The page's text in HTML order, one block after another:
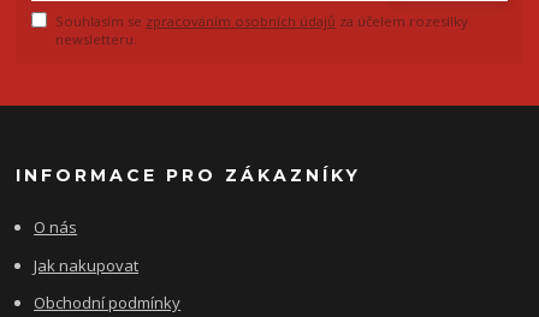
Souhlasím se zpracováním osobních údajů za účelem rozesílky
newsletteru.
INFORMACE PRO ZÁKAZNÍKY
O nás
Jak nakupovat
Obchodní podmínky